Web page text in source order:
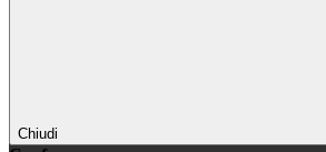
Chiudi